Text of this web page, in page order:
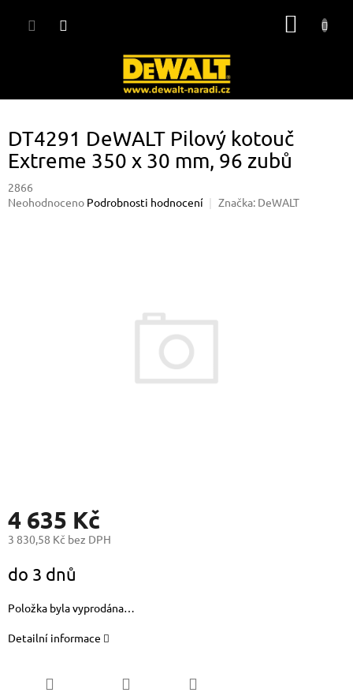
DT4291 DeWALT Pilový kotouč
Extreme 350 x 30 mm, 96 zubů
2866
Průměrné
Neohodnoceno Podrobnosti hodnocení Značka: DeWALT
4 635 Kč
3 830,58 Kč bez DPH
cena:
do 3 dnů
Položka byla vyprodána…
Detailní informace